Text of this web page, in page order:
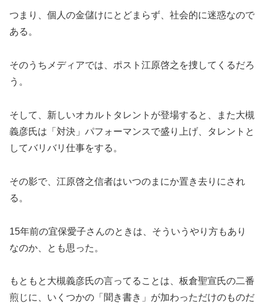
つまり、個人の金儲けにとどまらず、社会的に迷惑なので
ある。
そのうちメディアでは、ポスト江原啓之を捜してくるだろ
う。
そして、新しいオカルトタレントが登場すると、また大槻
義彦氏は「対決」パフォーマンスで盛り上げ、タレントと
してバリバリ仕事をする。
その影で、江原啓之信者はいつのまにか置き去りにされ
る。
15年前の宜保愛子さんのときは、そういうやり方もあり
なのか、とも思った。
もともと大槻義彦氏の言ってることは、板倉聖宣氏の二番
煎じに、いくつかの「聞き書き」が加わっただけのものだ